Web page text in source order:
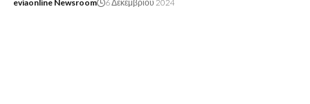
eviaonline Newsroom 6 Δεκεμβρίου 2024